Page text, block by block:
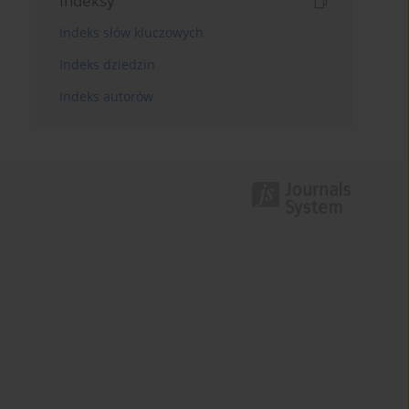
Indeks słów kluczowych
Indeks dziedzin
Indeks autorów